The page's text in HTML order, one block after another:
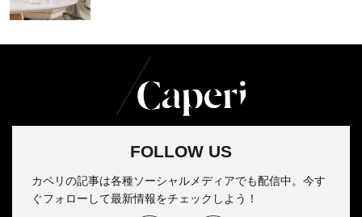
FOLLOW US
カペリの記事は各種ソーシャルメディアでも配信中。今す
ぐフォローして最新情報をチェックしよう！